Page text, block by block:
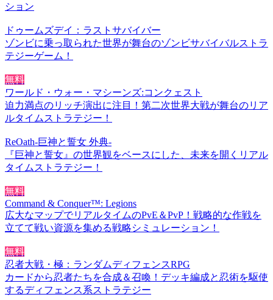
ション
ドゥームズデイ：ラストサバイバー
ゾンビに乗っ取られた世界が舞台のゾンビサバイバルストラ
テジーゲーム！
無料
ワールド・ウォー・マシーンズ:コンクェスト
迫力満点のリッチ演出に注目！第二次世界大戦が舞台のリア
ルタイムストラテジー！
ReOath-巨神と誓女 外典-
『巨神と誓女』の世界観をベースにした、未来を開くリアル
タイムストラテジー！
無料
Command & Conquer™: Legions
広大なマップでリアルタイムのPvE＆PvP！戦略的な作戦を
立てて戦い資源を集める戦略シミュレーション！
無料
忍者大戦・極：ランダムディフェンスRPG
カードから忍者たちを合成＆召喚！デッキ編成と忍術を駆使
するディフェンス系ストラテジー